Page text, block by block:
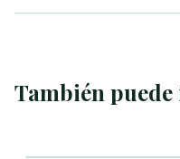
También